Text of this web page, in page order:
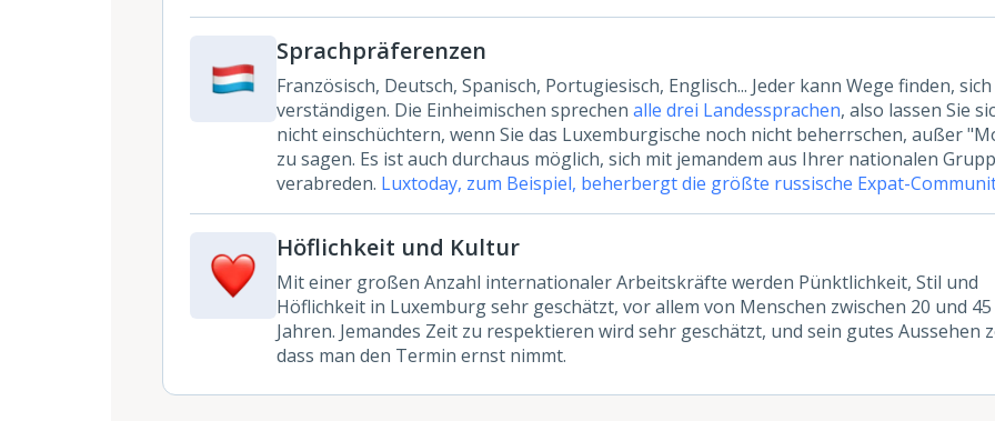
Sprachpräferenzen
Französisch, Deutsch, Spanisch, Portugiesisch, Englisch... Jeder kann Wege finden,
verständigen. Die Einheimischen sprechen alle drei Landessprachen, also lassen Sie
nicht einschüchtern, wenn Sie das Luxemburgische noch nicht beherrschen, außer
zu sagen. Es ist auch durchaus möglich, sich mit jemandem aus Ihrer nationalen
verabreden. Luxtoday, zum Beispiel, beherbergt die größte russische Expat-
Höflichkeit und Kultur
Mit einer großen Anzahl internationaler Arbeitskräfte werden Pünktlichkeit, Stil und
Höflichkeit in Luxemburg sehr geschätzt, vor allem von Menschen zwischen 20 und 45
Jahren. Jemandes Zeit zu respektieren wird sehr geschätzt, und sein gutes Aussehen
dass man den Termin ernst nimmt.